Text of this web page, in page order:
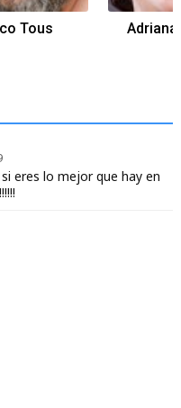
Tous
eres lo mejor que hay en